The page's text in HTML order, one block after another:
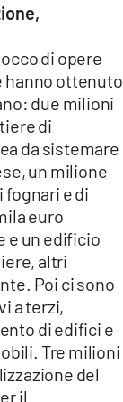
di opere
hanno ottenuto
due milioni
di
da sistemare
un milione
e di
euro
e un edificio
altri
Poi ci sono
a terzi,
di edifici e
Tre milioni
del
il